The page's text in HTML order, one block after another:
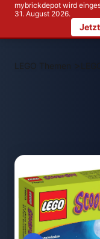
mybrickdepot wird
31. August 2026.
LEGO Themen >